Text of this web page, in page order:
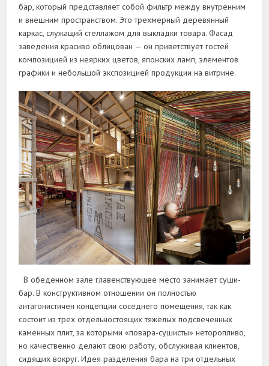
бар, который представляет собой фильтр между внутренним
и внешним пространством. Это трехмерный деревянный
каркас, служащий стеллажом для выкладки товара. Фасад
заведения красиво облицован — он приветствует гостей
композицией из неярких цветов, японских ламп, элементов
графики и небольшой экспозицией продукции на витрине.
В обеденном зале главенствующее место занимает суши-
бар. В конструктивном отношении он полностью
антагонистичен концепции соседнего помещения, так как
состоит из трех отдельностоящих тяжелых подсвеченных
каменных плит, за которыми «повара-сушисты» неторопливо,
но качественно делают свою работу, обслуживая клиентов,
сидящих вокруг. Идея разделения бара на три отдельных